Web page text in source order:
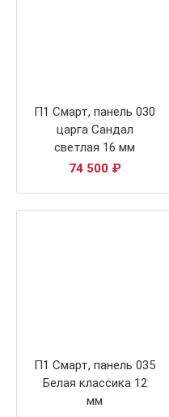
П1 Смарт, панель 030
царга Сандал
светлая 16 мм
74 500 ₽
П1 Смарт, панель 035
Белая классика 12
мм